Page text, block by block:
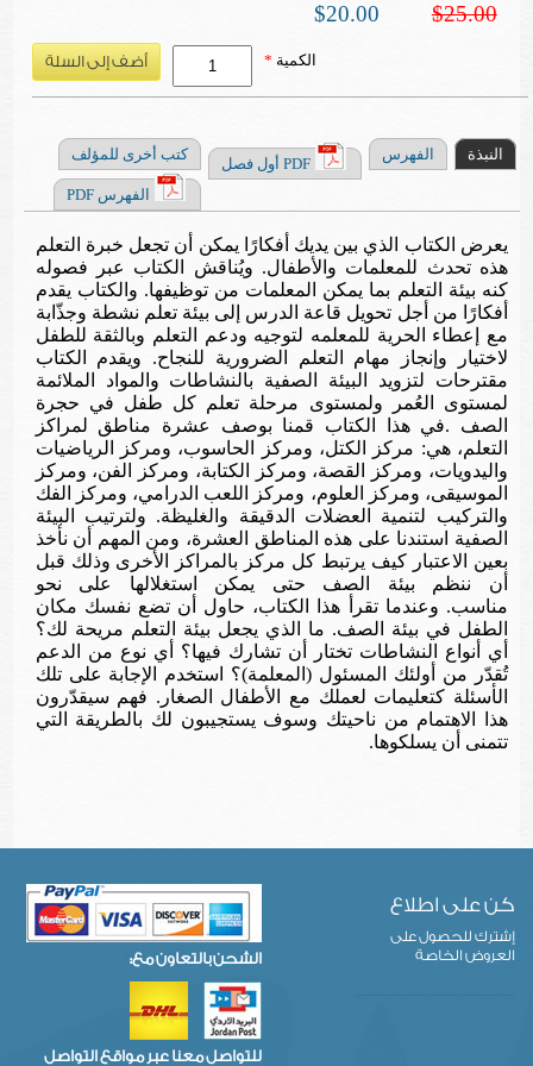
$25.00
$20.00
الكمية *
النبذة الفهرس
PDF أول فصل
كتب أخرى للمؤلف
الفهرس PDF
يعرض الكتاب الذي بين يديك أفكارً يمكن أن تجعل خبرة التعلم
هذه تحدث للمعلمات والأطفال. ويُناقش الكتاب عبر فصوله
كنه بيئة التعلم بما يمكن المعلمات من توظيفها. والكتاب يقدم
أفكارً
من أجل تحويل قاعة الدرس إلى بيئة تعلم نشطة وجذّابة
مع إعطاء
الحرية للمعلمه لتوجيه ودعم التعلم وبالثقة للطفل
لاختيار وإنجاز مهام التعلم الضر ورية للنجاح. ويقدم الكتاب
مقترحات لتزويد البيئة الصفية بالنشاطات والمواد الملائمة
لمستوى العُمر ولمستوى مرحلة تعلم كل طفل في حجرة
الصف .في هذا الكتاب قمنا بوصف عشرة مناطق لمراكز
التعلم، هي: مركز الكتل، ومركز الحاسوب، ومركز الرياضيات
واليدويات، ومركز القصة، ومركز الكتابة، ومركز الفن، ومركز
الموسيقى، ومركز العلوم، ومركز اللعب الدرامي، ومركز
الفك
والتركيب لتنمية العضلات الدقيقة و الغليظة. ولترتيب البيئة
الصفية استندنا على هذه المناطق العشرة، ومن المهم
أن نأخذ
بعين الاعتبار كيف يرتبط كل مركز بالمراكز الأخرى وذلك قبل
أن ننظم بيئة الصف حتى يمكن استغلالها على نحو
مناسب. وعندما تقرأ هذا الكتاب، حاول أن تضع نفسك مكان
الطفل في بيئة الصف. ما الذي يجعل بيئة التعلم مريحة لك؟
أي أنواع النشاطات تختار أنتشارك فيها؟ أي نوع من
الدعم
تُقدّر من أولئك
المسئول (المعلمة)؟
استخدم الإجابة على تلك
الأسئلة كتعليمات لعملك مع الأطفال الصغار . فهم سيقدّرون
هذا
الاهتمام من ناحيتك وسوف يستجيبون لك بالطريقة التي
تتمنى أن يسلكوها.
كن على اطلاع
إشترك للحصول على
العروض الخاصة
الشحن بالتعاون مع:
للتواصل معنا عبر مواقع التواصل